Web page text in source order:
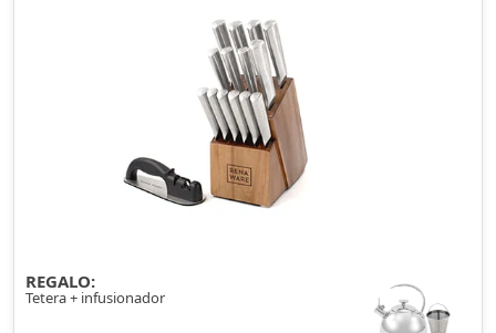
REGALO:
Tetera + infusionador